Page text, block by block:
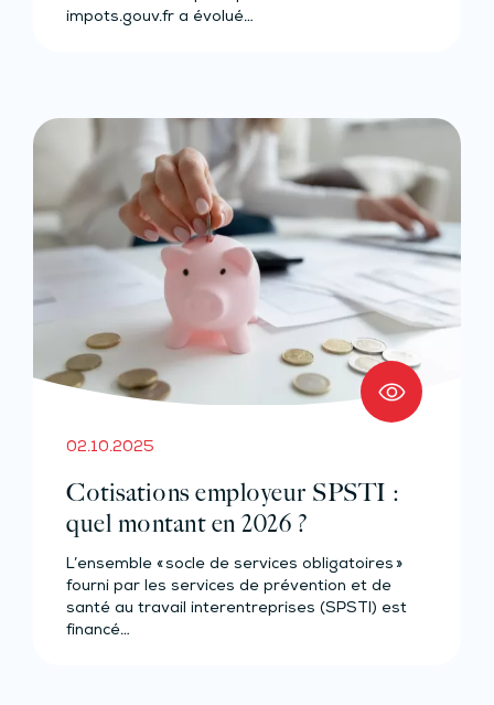
impots.gouv.fr a évolué…
02.10.2025
Cotisations employeur SPSTI :
quel montant en 2026 ?
L’ensemble « socle de services obligatoires »
fourni par les services de prévention et de
santé au travail interentreprises (SPSTI) est
financé…